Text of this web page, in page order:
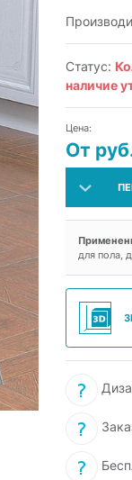
Статус:
наличие
Цена:
От
для пола,